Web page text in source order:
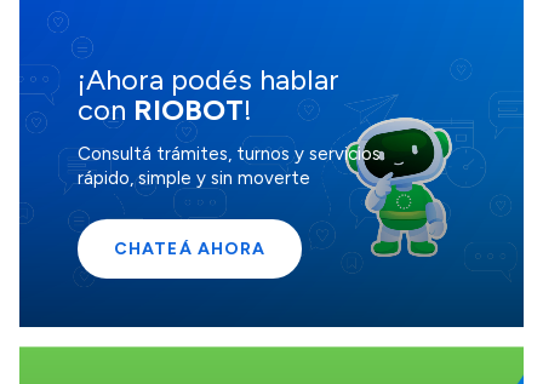
Autoridades
Prensa
Autoridades y Organismos
Discursos en la Legislatura
Casa de Gobierno
Acerca de Río Negro
¡Ahora podés hablar
con RIOBOT!
Consultá trámites, turnos y servicios
rápido, simple y sin moverte
CHATEÁ AHORA